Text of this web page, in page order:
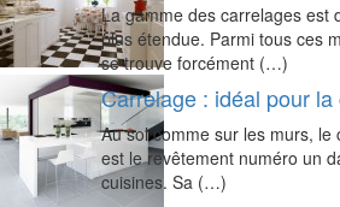
La gamme des carrelages est
plus étendue. Parmi tous ces
se trouve forcément (…)
Carrelage : idéal pour la
Au sol comme sur les murs, le
est le revêtement numéro un
cuisines. Sa (…)